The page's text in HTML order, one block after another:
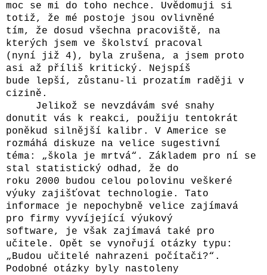
moc se mi do toho nechce. Uvědomuji si
totiž, že mé postoje jsou ovlivněné
tím, že dosud všechna pracoviště, na
kterých jsem ve školství pracoval
(nyní již 4), byla zrušena, a jsem proto
asi až příliš kritický. Nejspíš
bude lepší, zůstanu-li prozatím raději v
cizině.
Jelikož se nevzdávám své snahy
donutit vás k reakci, použiju tentokrát
poněkud silnější kalibr. V Americe se
rozmáhá diskuze na velice sugestivní
téma: „škola je mrtvá“. Základem pro ní se
stal statistický odhad, že do
roku 2000 budou celou polovinu veškeré
výuky zajišťovat technologie. Tato
informace je nepochybně velice zajímavá
pro firmy vyvíjející výukový
software, je však zajímavá také pro
učitele. Opět se vynořují otázky typu:
„Budou učitelé nahrazeni počítači?“.
Podobné otázky byly nastoleny